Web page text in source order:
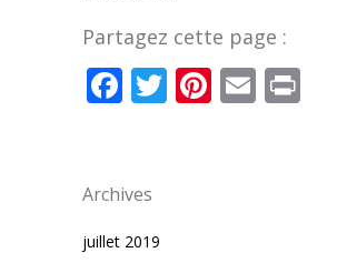
Partagez cette page :
Facebook
Twitter
Pinterest
Email
Archives
juillet 2019